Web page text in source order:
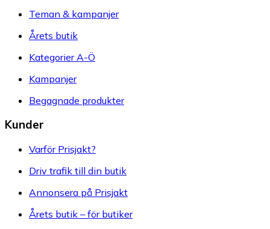
Teman & kampanjer
Årets butik
Kategorier A-Ö
Kampanjer
Begagnade produkter
Kunder
Varför Prisjakt?
Driv trafik till din butik
Annonsera på Prisjakt
Årets butik – för butiker